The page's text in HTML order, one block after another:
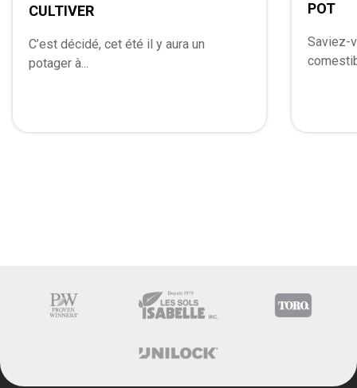
CULTIVER
C’est décidé, cet été il y aura un
potager à...
POT
Saviez-